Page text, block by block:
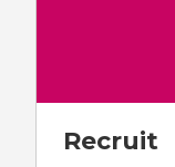
Recruit